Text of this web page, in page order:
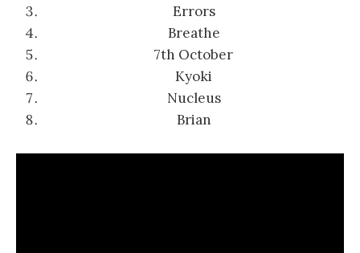
Errors
Breathe
7th October
Kyoki
Nucleus
Brian